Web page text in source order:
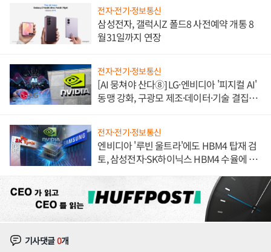
전자·전기·정보통신
삼성전자, 갤럭시Z 폴드8 사전예약 개통 8
월31일까지 연장
전자·전기·정보통신
[AI 뭉쳐야 산다⑧] LG·엔비디아 '피지컬 AI'
동맹 강화, 구광모 제조·데이터·기술 결집
전자·전기·정보통신
엔비디아 '루빈 울트라'에도 HBM4 탑재 검
토, 삼성전자·SK하이닉스 HBM4 수율에 주
기사댓글0개